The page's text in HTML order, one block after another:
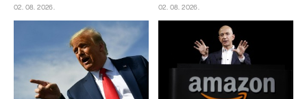
02. 08. 2026. 02. 08. 2026.